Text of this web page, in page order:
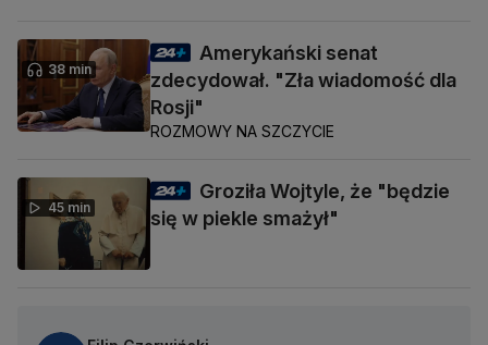
38 min
Amerykański senat
zdecydował. "Zła wiadomość dla
Rosji"
ROZMOWY NA SZCZYCIE
45 min
Groziła Wojtyle, że "będzie
się w piekle smażył"